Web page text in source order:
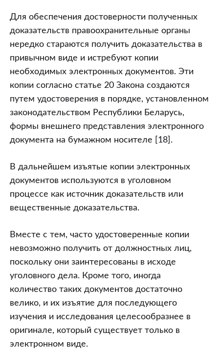
Для обеспечения достоверности полученных
доказательств правоохранительные органы
нередко стараются получить доказательства в
привычном виде и истребуют копии
необходимых электронных документов. Эти
копии согласно статье 20 Закона создаются
путем удостоверения в порядке, установленном
законодательством Республики Беларусь,
формы внешнего представления электронного
документа на бумажном носителе [18].
В дальнейшем изъятые копии электронных
документов используются в уголовном
процессе как источник доказательств или
вещественные доказательства.
Вместе с тем, часто удостоверенные копии
невозможно получить от должностных лиц,
поскольку они заинтересованы в исходе
уголовного дела. Кроме того, иногда
количество таких документов достаточно
велико, и их изъятие для последующего
изучения и исследования целесообразнее в
оригинале, который существует только в
электронном виде.